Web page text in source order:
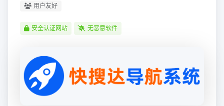
用户友好
安全认证网站 无恶意软件